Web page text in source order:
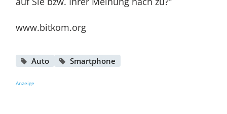
www.bitkom.org
Auto Smartphone
Anzeige